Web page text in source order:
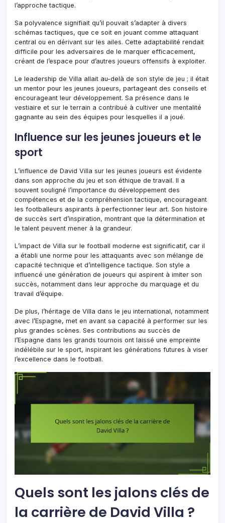
l’approche tactique.
Sa polyvalence signifiait qu’il pouvait s’adapter à divers
schémas tactiques, que ce soit en jouant comme attaquant
central ou en dérivant sur les ailes. Cette adaptabilité rendait
difficile pour les adversaires de le marquer efficacement,
créant de l’espace pour d’autres joueurs offensifs à exploiter.
Le leadership de Villa allait au-delà de son style de jeu ; il était
un mentor pour les jeunes joueurs, partageant des conseils et
encourageant leur développement. Sa présence dans le
vestiaire et sur le terrain a contribué à cultiver une mentalité
gagnante au sein des équipes pour lesquelles il a joué.
Influence sur les jeunes joueurs et le
sport
L’influence de David Villa sur les jeunes joueurs est évidente
dans son approche du jeu et son éthique de travail. Il a
souvent souligné l’importance du développement des
compétences et de la compréhension tactique, encourageant
les footballeurs aspirants à perfectionner leur art. Son histoire
de succès sert d’inspiration, montrant que la détermination et
le talent peuvent mener à la grandeur.
L’impact de Villa sur le football moderne est significatif, car il
a établi une norme pour les attaquants avec son mélange de
capacité technique et d’intelligence tactique. Son style a
influencé une génération de joueurs qui aspirent à imiter son
succès, notamment dans leur approche du marquage et du
travail d’équipe.
De plus, l’héritage de Villa dans le jeu international, notamment
avec l’Espagne, met en avant sa capacité à performer sur les
plus grandes scènes. Ses contributions au succès de
l’Espagne dans les grands tournois ont laissé une empreinte
indélébile sur le sport, inspirant les générations futures à viser
l’excellence dans le football.
Quels sont les jalons clés de
la carrière de David Villa ?